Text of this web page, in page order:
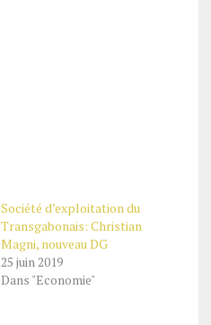
Société d’exploitation du
Transgabonais: Christian
Magni, nouveau DG
25 juin 2019
Dans "Economie"